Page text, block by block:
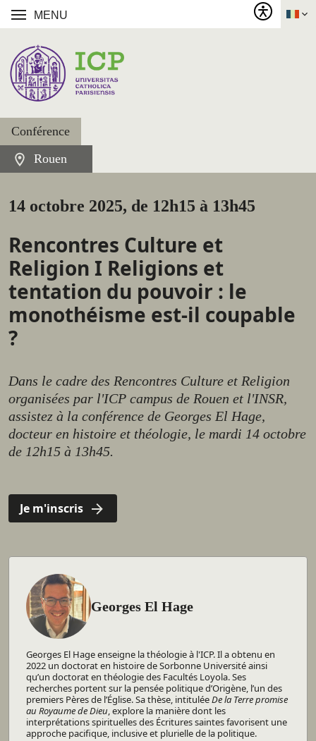
MENU
Conférence
Rouen
14 octobre 2025, de 12h15 à 13h45
Rencontres Culture et
Religion I Religions et
tentation du pouvoir : le
monothéisme est-il coupable
?
Dans le cadre des Rencontres Culture et Religion
organisées par l'ICP campus de Rouen et l'INSR,
assistez à la conférence de Georges El Hage,
docteur en histoire et théologie, le mardi 14 octobre
de 12h15 à 13h45.
Je m'inscris
Georges El Hage
Georges El Hage enseigne la théologie à l'ICP. Il a obtenu en
2022 un doctorat en histoire de Sorbonne Université ainsi
qu’un doctorat en théologie des Facultés Loyola. Ses
recherches portent sur la pensée politique d’Origène, l’un des
premiers Pères de l’Église. Sa thèse, intituléeDe la Terre promise
au Royaume de Dieu, explore la manière dont les
interprétations spirituelles des Écritures saintes favorisent une
approche pacifique, inclusive et plurielle de la politique.